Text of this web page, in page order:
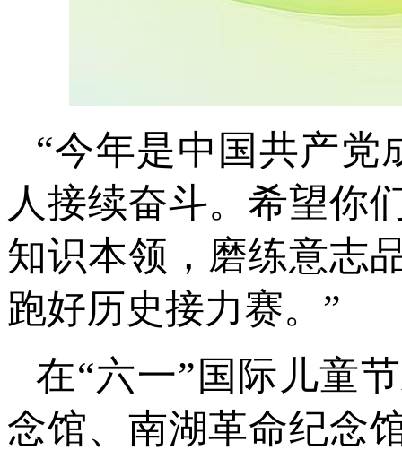
“今年是中国共产党
人接续奋斗。希望你
知识本领，磨练意志
跑好历史接力赛。”
在“六一”国际儿童
念馆、南湖革命纪念